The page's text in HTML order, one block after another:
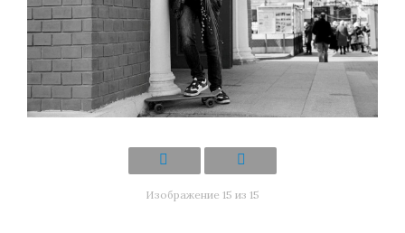
Изображение 15 из 15